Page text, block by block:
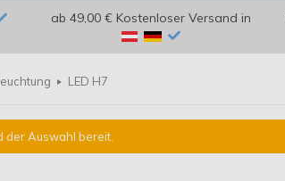
ab 49,00 € Kostenloser Versand in
LED H7
der Auswahl bereit.